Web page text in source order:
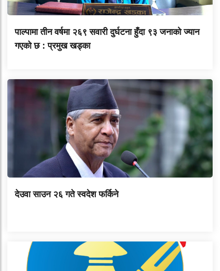
पाल्पामा तीन वर्षमा २६९ सवारी दुर्घटना हुँदा ९३ जनाको ज्यान
गएको छ : प्रमुख खड्का
देउवा साउन २६ गते स्वदेश फर्किने